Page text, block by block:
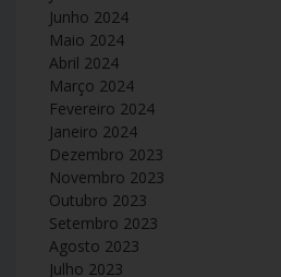
Junho 2024
Maio 2024
Abril 2024
Março 2024
Fevereiro 2024
Janeiro 2024
Dezembro 2023
Novembro 2023
Outubro 2023
Setembro 2023
Agosto 2023
Julho 2023